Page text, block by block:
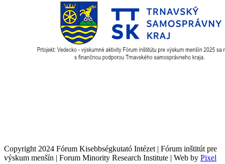
Copyright 2024 Fórum Kisebbségkutató Intézet | Fórum inštitút pre
výskum menšín | Forum Minority Research Institute | Web by Pixel